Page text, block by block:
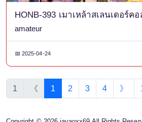
HONB-393 เมาเหล้าสเลนเดอร์ค
amateur
📅 2025-04-24
1 《 1 2 3 4 》